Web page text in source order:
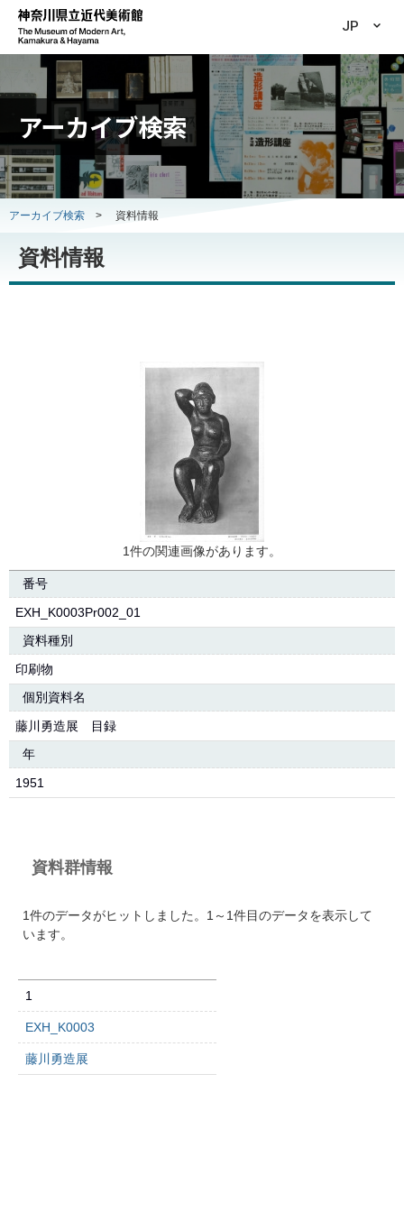
JP
アーカイブ検索
アーカイブ検索 > 資料情報
資料情報
1件の関連画像があります。
番号
EXH_K0003Pr002_01
資料種別
印刷物
個別資料名
藤川勇造展 目録
年
1951
資料群情報
1件のデータがヒットしました。1～1件目のデータを表示して
います。
1
EXH_K0003
藤川勇造展